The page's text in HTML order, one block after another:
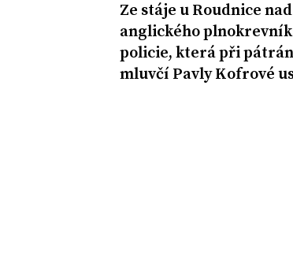
Ze stáje u Roudnice
anglického
policie, která při
mluvčí Pavly Kofrové